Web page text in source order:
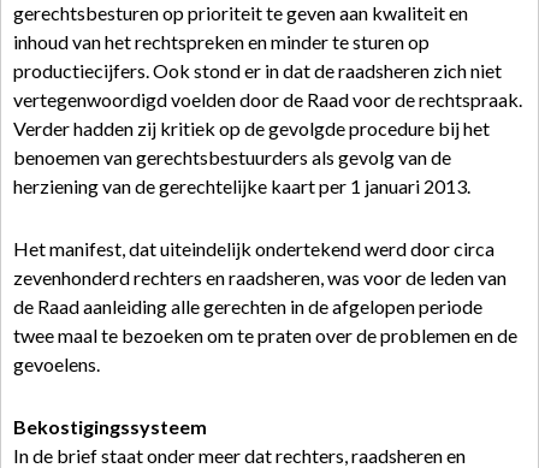
gerechtsbesturen op prioriteit te geven aan kwaliteit en
inhoud van het rechtspreken en minder te sturen op
productiecijfers. Ook stond er in dat de raadsheren zich niet
vertegenwoordigd voelden door de Raad voor de rechtspraak.
Verder hadden zij kritiek op de gevolgde procedure bij het
benoemen van gerechtsbestuurders als gevolg van de
herziening van de gerechtelijke kaart per 1 januari 2013.
Het manifest, dat uiteindelijk ondertekend werd door circa
zevenhonderd rechters en raadsheren, was voor de leden van
de Raad aanleiding alle gerechten in de afgelopen periode
twee maal te bezoeken om te praten over de problemen en de
gevoelens.
Bekostigingssysteem
In de brief staat onder meer dat rechters, raadsheren en